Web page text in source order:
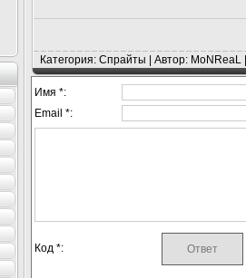
Категория: Спрайты | Автор:
Имя *:
Email *:
Код *: